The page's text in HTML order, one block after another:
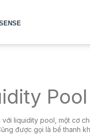
với liquidity pool một cơ
được gọi là bể thanh